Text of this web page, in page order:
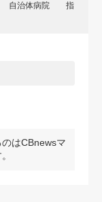
自治体病院
指
はCBnewsマ